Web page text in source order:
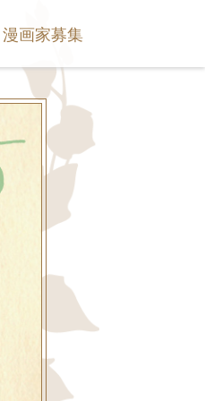
漫画家募集